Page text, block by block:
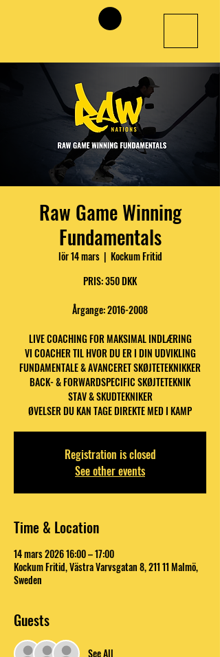
Raw Game Winning
Fundamentals
lör 14 mars
  |
Kockum Fritid
PRIS: 350 DKK
Årgange: 2016-2008
LIVE COACHING FOR MAKSIMAL INDLÆRING
VI COACHER TIL HVOR DU ER I DIN UDVIKLING
FUNDAMENTALE & AVANCERET SKØJTETEKNIKKER
BACK- & FORWARDSPECIFIC SKØJTETEKNIK
STAV & SKUDTEKNIKER
ØVELSER DU KAN TAGE DIREKTE MED I KAMP
Registration is closed
See other events
Time & Location
14 mars 2026 16:00 – 17:00
Kockum Fritid, Västra Varvsgatan 8, 211 11 Malmö,
Sweden
Guests
See All